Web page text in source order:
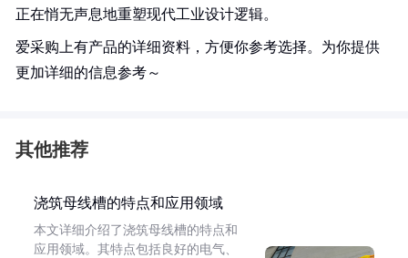
正在悄无声息地重塑现代工业设计逻辑。
爱采购上有产品的详细资料，方便你参考选择。为你提供
更加详细的信息参考～
其他推荐
浇筑母线槽的特点和应用领域
本文详细介绍了浇筑母线槽的特点和
应用领域。其特点包括良好的电气、